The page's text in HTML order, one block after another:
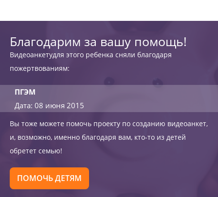
Благодарим за вашу помощь!
Видеоанкетудля этого ребенка сняли благодаря
пожертвованиям:
ПГЭМ
Дата: 08 июня 2015
Вы тоже можете помочь проекту по созданию видеоанкет,
и, возможно, именно благодаря вам, кто-то из детей
обретет семью!
ПОМОЧЬ ДЕТЯМ